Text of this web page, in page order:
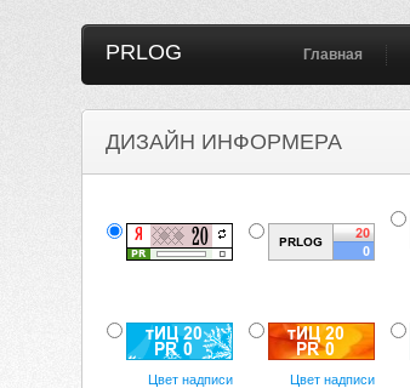
PRLOG Главная
ДИЗАЙН ИНФОРМЕРА
Цвет надписи Цвет надписи